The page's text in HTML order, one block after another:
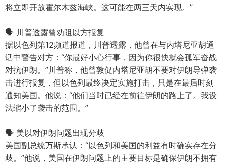
将立即开放霍尔木兹海峡。这可能在两三天内实现。”
🗣️ 川普透露曾劝阻以方报复
据以色列第12频道报道，川普透露，他曾在与内塔尼亚胡通
话中警告对方：“你最好小心行事，因为你很快就会孤军奋战
对抗伊朗。”川普称，他曾敦促内塔尼亚胡不要对伊朗导弹袭
击进行报复，但以色列最终决定实施打击，只是在最后时刻
通知美国。他说：“他们当时已经在前往伊朗的路上了。我设
法缩小了袭击的范围。”
🗣️ 美以对伊朗问题出现分歧
美国副总统万斯承认：“以色列和美国的利益有时确实存在分
歧。”他说，美国在伊朗问题上的主要目标是确保伊朗不拥有